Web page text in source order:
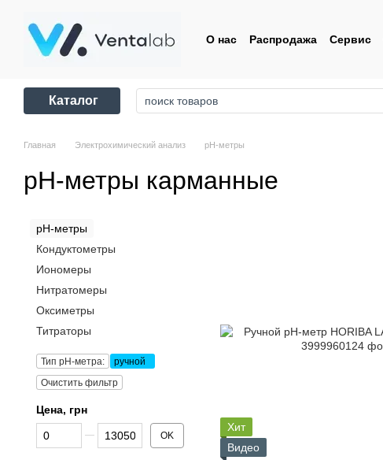
О нас Распродажа Сервис
Каталог
Главная Электрохимический анализ pH-метры
pH-метры карманные
Хит
Видео
pH-метры
Кондуктометры
Иономеры
Нитратомеры
Оксиметры
Титраторы
Тип pH-метра:
ручной
Очистить фильтр
Цена, грн
От Цена, грн
До Цена, грн OK